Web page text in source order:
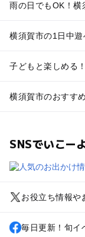
雨の日でもOK！横
横須賀市の1日中遊
子どもと楽しめる
横須賀市のおすす
SNSでいこー
お役立ち情報や
毎日更新！旬イ